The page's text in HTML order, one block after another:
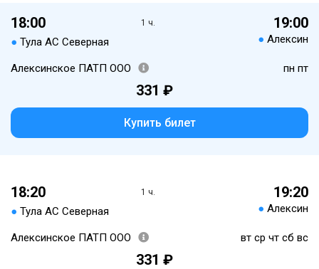
18:00
● Тула АС Северная
1 ч. 19:00
● Алексин
Алексинское ПАТП ООО пн пт
331 ₽
Купить билет
18:20
● Тула АС Северная
1 ч. 19:20
● Алексин
Алексинское ПАТП ООО вт ср чт сб вс
331 ₽